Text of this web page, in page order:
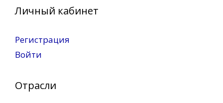
Личный кабинет
Регистрация
Войти
Отрасли